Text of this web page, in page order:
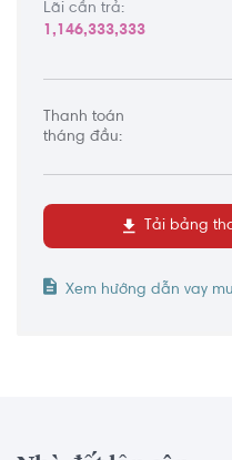
Lãi cần trả:
1,146,333,333
Thanh toán
tháng đầu:
Tải bảng
Xem hướng dẫn vay